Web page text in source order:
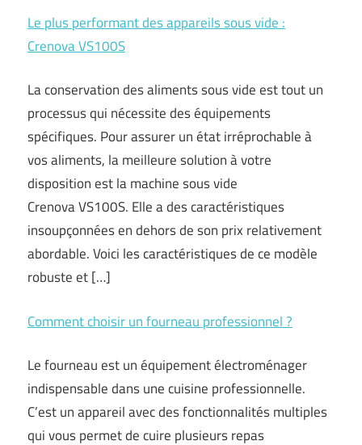
Le plus performant des appareils sous vide :
Crenova VS100S
La conservation des aliments sous vide est tout un
processus qui nécessite des équipements
spécifiques. Pour assurer un état irréprochable à
vos aliments, la meilleure solution à votre
disposition est la machine sous vide
Crenova VS100S. Elle a des caractéristiques
insoupçonnées en dehors de son prix relativement
abordable. Voici les caractéristiques de ce modèle
robuste et […]
Comment choisir un fourneau professionnel ?
Le fourneau est un équipement électroménager
indispensable dans une cuisine professionnelle.
C’est un appareil avec des fonctionnalités multiples
qui vous permet de cuire plusieurs repas